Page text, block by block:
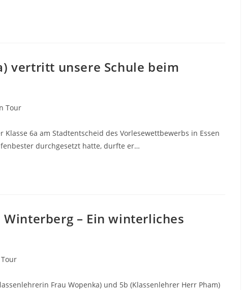
vertritt unsere Schule beim
Tour
6a am Stadtentscheid des Vorlesewettbewerbs in Essen
durchgesetzt hatte, durfte er…
– Ein winterliches
Tour
Frau Wopenka) und 5b (Klassenlehrer Herr Pham)